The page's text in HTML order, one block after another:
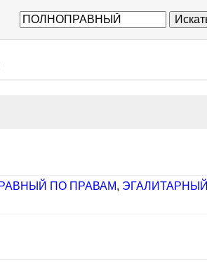
РАВНЫЙ ПО ПРАВАМ, ЭГАЛИТАРНЫЙ